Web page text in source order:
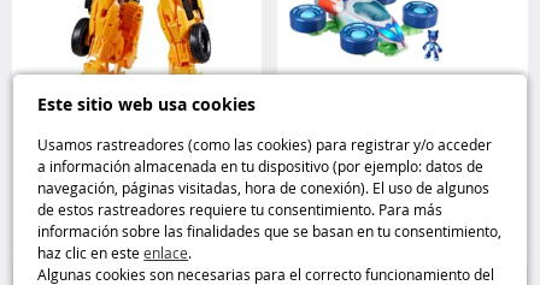
Este sitio web usa cookies
Usamos rastreadores (como las cookies) para registrar y/o acceder
a información almacenada en tu dispositivo (por ejemplo: datos de
navegación, páginas visitadas, hora de conexión). El uso de algunos
de estos rastreadores requiere tu consentimiento. Para más
información sobre las finalidades que se basan en tu consentimiento,
haz clic en esteenlace.
Algunas cookies son necesarias para el correcto funcionamiento del
Transformers 25 cm 3 modos
Hasbro
27,95€
Figuras
Masks Hasbro
26,99€